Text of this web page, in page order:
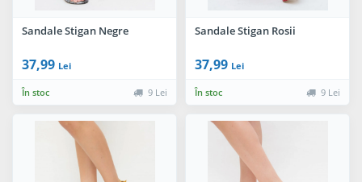
Sandale Stigan Negre
37,99 Lei
În stoc 9 Lei
Sandale Stigan Rosii
37,99 Lei
În stoc 9 Lei